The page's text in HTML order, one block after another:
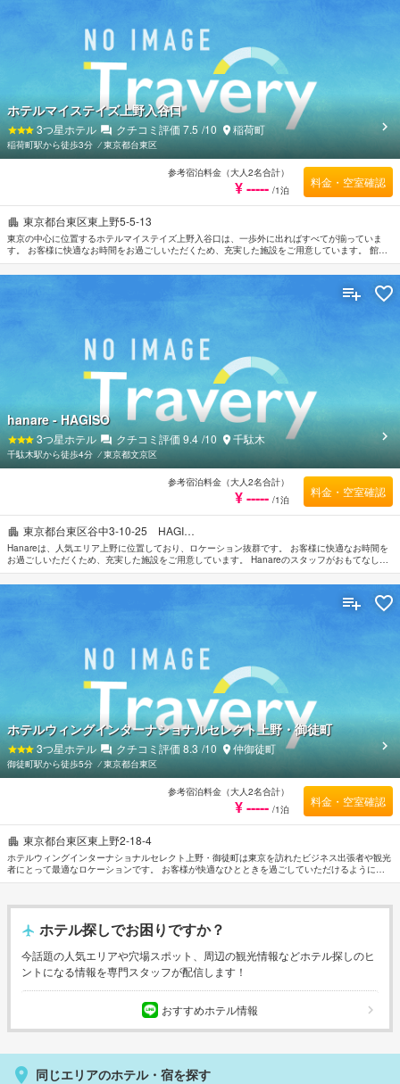
東京都台東区東上野5-5-13
東京の中心に位置するホテルマイステイズ上野入谷口は、一歩外に出ればすべてが揃っていま
す。 お客様に快適なお時間をお過ごしいただくため、充実した施設をご用意しています。 館内
では、全室Wi-Fi無料, ポケットWi-Fiレンタル, 郵便サービス, 24時間対応フロントデスク, 荷物預
かり所などの設備・サービスを多数ご提供しております。 快適な睡眠をサポートするために各
種アメニティを整えております。薄型TV, リネン類, スリッパ, タオル, 無料ワイヤレス インター
ネットなどを備えたお部屋でぐっすりとおやすみいただけます。 当施設ではさまざまなレクリ
ホテルマイステイズ上野入谷口
3つ星ホテル クチコミ評価 7.5 /10 稲荷町
稲荷町駅から徒歩3分 ⁄東京都台東区
参考宿泊料金（大人2名合計）
¥ ----- /1泊
料金・空室確認
東京都台東区谷中3-10-25 HAGI…
Hanareは、人気エリア上野に位置しており、ロケーション抜群です。 お客様に快適なお時間を
お過ごしいただくため、充実した施設をご用意しています。 Hanareのスタッフがおもてなしの
心を持って丁寧にご対応します。 贅沢なインテリアと便利なアメニティを各お部屋に整えてお
ります。 当施設ではさまざまなレクリエーションをご体験いただけます。 Hanareのあたたかい
おもてなしと心地よい雰囲気で、東京での滞在をより思い出深いものにしてくれます。
hanare - HAGISO
3つ星ホテル クチコミ評価 9.4 /10 千駄木
千駄木駅から徒歩4分 ⁄東京都文京区
参考宿泊料金（大人2名合計）
¥ ----- /1泊
料金・空室確認
東京都台東区東上野2-18-4
ホテルウィングインターナショナルセレクト上野・御徒町は東京を訪れたビジネス出張者や観光
者にとって最適なロケーションです。 お客様が快適なひとときを過ごしていただけるように、
上質なアメニティを数多く揃えております。 館内では、全室Wi-Fi無料, コインランドリー, Wi-
おります。 お部屋はゆったりと安らげる空間を演出し、タオル, クローゼット, スリッパ, ワイヤ
まざまなレクリエーションをご体験いただけます。 東京市内中心に位置する便利なロケーショ
ン、フレンドリーなスタッフ、そしてバラエティあふれる設備・サービスを兼ね揃えたホテルウ
ィングインターナショナルセレクト上野・御徒町は、多くの人に選ばれています。
ホテルウィングインターナショナルセレクト上野・御徒町
3つ星ホテル クチコミ評価 8.3 /10 仲御徒町
御徒町駅から徒歩5分 ⁄東京都台東区
参考宿泊料金（大人2名合計）
¥ ----- /1泊
料金・空室確認
ホテル探しでお困りですか？
今話題の人気エリアや穴場スポット、周辺の観光情報などホテル探しのヒ
ントになる情報を専門スタッフが配信します！
おすすめホテル情報
同じエリアのホテル・宿を探す